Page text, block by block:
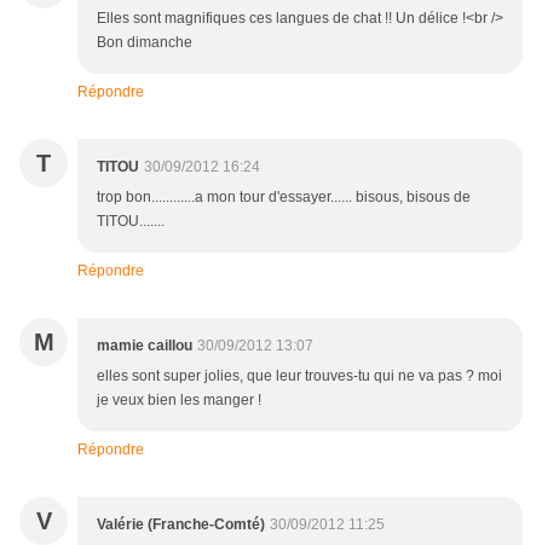
Elles sont magnifiques ces langues de chat !! Un délice !<br />
Bon dimanche
Répondre
T TITOU 30/09/2012 16:24
trop bon............a mon tour d'essayer...... bisous, bisous de
TITOU.......
Répondre
M mamie caillou 30/09/2012 13:07
elles sont super jolies, que leur trouves-tu qui ne va pas ? moi
je veux bien les manger !
Répondre
V Valérie (Franche-Comté) 30/09/2012 11:25